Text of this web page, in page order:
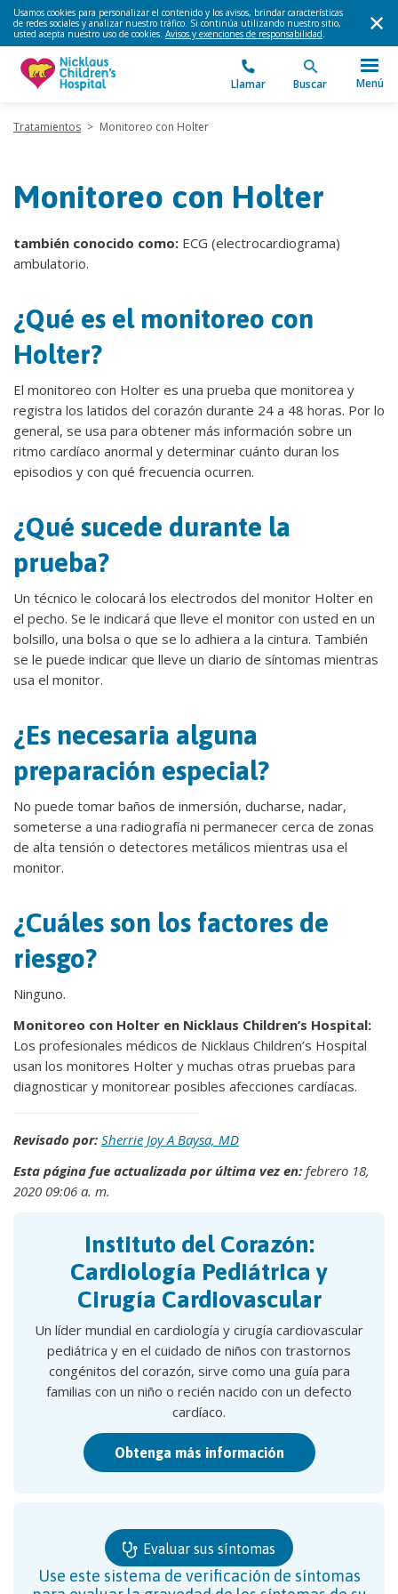
Usamos cookies para personalizar el contenido y los avisos, brindar características
de redes sociales y analizar nuestro tráfico. Si continúa utilizando nuestro sitio,
usted acepta nuestro uso de cookies. Avisos y exenciones de responsabilidad.
Llamar Buscar Menú
Tratamientos > Monitoreo con Holter
Monitoreo con Holter
también conocido como: ECG (electrocardiograma)
ambulatorio.
¿Qué es el monitoreo con
Holter?
El monitoreo con Holter es una prueba que monitorea y
registra los latidos del corazón durante 24 a 48 horas. Por lo
general, se usa para obtener más información sobre un
ritmo cardíaco anormal y determinar cuánto duran los
episodios y con qué frecuencia ocurren.
¿Qué sucede durante la
prueba?
Un técnico le colocará los electrodos del monitor Holter en
el pecho. Se le indicará que lleve el monitor con usted en un
bolsillo, una bolsa o que se lo adhiera a la cintura. También
se le puede indicar que lleve un diario de síntomas mientras
usa el monitor.
¿Es necesaria alguna
preparación especial?
No puede tomar baños de inmersión, ducharse, nadar,
someterse a una radiografía ni permanecer cerca de zonas
de alta tensión o detectores metálicos mientras usa el
monitor.
¿Cuáles son los factores de
riesgo?
Ninguno.
Monitoreo con Holter en Nicklaus Children’s Hospital:
Los profesionales médicos de Nicklaus Children’s Hospital
usan los monitores Holter y muchas otras pruebas para
diagnosticar y monitorear posibles afecciones cardíacas.
Revisado por: Sherrie Joy A Baysa, MD
Esta página fue actualizada por última vez en: febrero 18,
2020 09:06 a. m.
Instituto del Corazón:
Cardiología Pediátrica y
Cirugía Cardiovascular
Un líder mundial en cardiología y cirugía cardiovascular
pediátrica y en el cuidado de niños con trastornos
congénitos del corazón, sirve como una guía para
familias con un niño o recién nacido con un defecto
cardíaco.
Obtenga más información
Evaluar sus síntomas
Use este sistema de verificación de síntomas